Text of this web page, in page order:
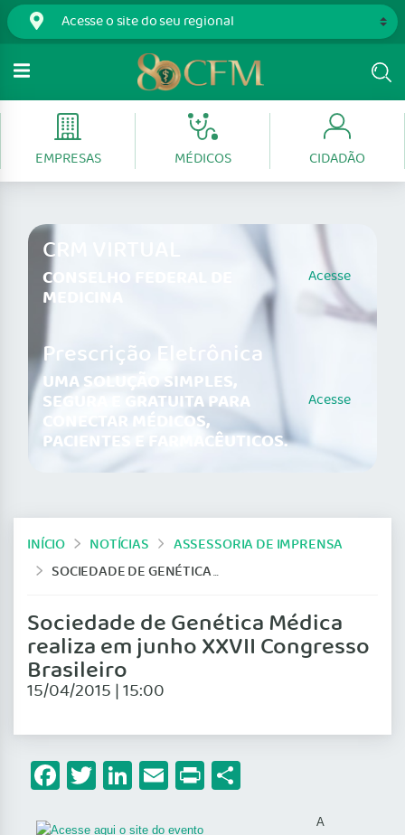
EMPRESAS MÉDICOS CIDADÃO
CRM VIRTUAL
CONSELHO FEDERAL DE
MEDICINA
Acesse
Prescrição Eletrônica
UMA SOLUÇÃO SIMPLES,
SEGURA E GRATUITA PARA
CONECTAR MÉDICOS,
PACIENTES E FARMACÊUTICOS.
Acesse
INÍCIO NOTÍCIAS
ASSESSORIA DE IMPRENSA
SOCIEDADE DE GENÉTICA MÉDICA REALIZA EM JUNHO XXVII CONGRESSO BRASILEIRO
Sociedade de Genética Médica
realiza em junho XXVII Congresso
Brasileiro
15/04/2015 | 15:00
Facebook
Twitter
LinkedIn
Email
Print
A